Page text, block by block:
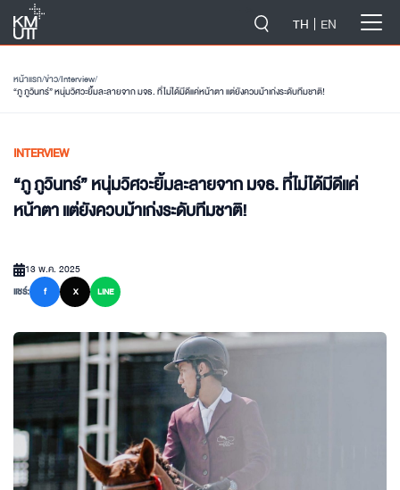
TH EN
หน้าแรก/ข่าว/Interview/
“ภู ภูวินทร์” หนุ่มวิศวะยิ้มละลายจาก มจธ. ที่ไม่ได้มีดีแค่หน้าตา แต่ยังควบม้าเก่งระดับทีมชาติ!
INTERVIEW
“ภู ภูวินทร์” หนุ่มวิศวะยิ้มละลายจาก มจธ. ที่ไม่ได้มีดีแค่
หน้าตา แต่ยังควบม้าเก่งระดับทีมชาติ!
13 พ.ค. 2025
แชร์:
f X LINE